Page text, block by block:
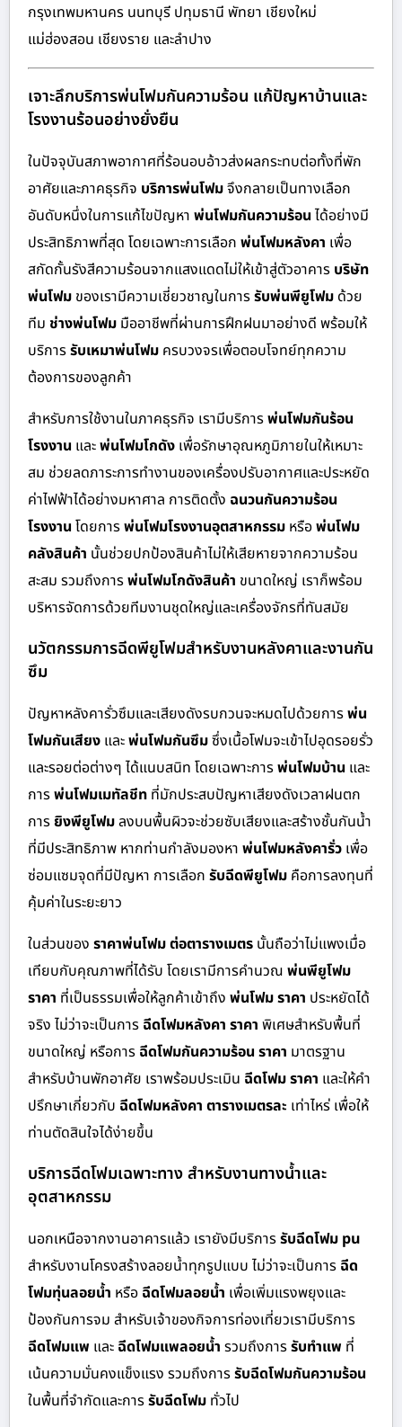
กรุงเทพมหานคร นนทบุรี ปทุมธานี พัทยา เชียงใหม่
แม่ฮ่องสอน เชียงราย และลำปาง
เจาะลึกบริการพ่นโฟมกันความร้อน แก้ปัญหาบ้านและ
โรงงานร้อนอย่างยั่งยืน
ในปัจจุบันสภาพอากาศที่ร้อนอบอ้าวส่งผลกระทบต่อทั้งที่พัก
อาศัยและภาคธุรกิจ บริการพ่นโฟมจึงกลายเป็นทางเลือก
อันดับหนึ่งในการแก้ไขปัญหา พ่นโฟมกันความร้อน ได้อย่างมี
ประสิทธิภาพที่สุด โดยเฉพาะการเลือก พ่นโฟมหลังคา เพื่อ
สกัดกั้นรังสีความร้อนจากแสงแดดไม่ให้เข้าสู่ตัวอาคาร บริษัท
พ่นโฟม ของเรามีความเชี่ยวชาญในการรับพ่นพียูโฟม ด้วย
ทีม ช่างพ่นโฟม มืออาชีพที่ผ่านการฝึกฝนมาอย่างดี พร้อมให้
บริการรับเหมาพ่นโฟม ครบวงจรเพื่อตอบโจทย์ทุกความ
ต้องการของลูกค้า
สำหรับการใช้งานในภาคธุรกิจ เรามีบริการพ่นโฟมกันร้อน
โรงงาน และพ่นโฟมโกดัง เพื่อรักษาอุณหภูมิภายในให้เหมาะ
สม ช่วยลดภาระการทำงานของเครื่องปรับอากาศและประหยัด
ค่าไฟฟ้าได้อย่างมหาศาล การติดตั้ง ฉนวนกันความร้อน
โรงงาน โดยการพ่นโฟมโรงงานอุตสาหกรรม หรือพ่นโฟม
คลังสินค้า นั้นช่วยปกป้องสินค้าไม่ให้เสียหายจากความร้อน
สะสม รวมถึงการพ่นโฟมโกดังสินค้า ขนาดใหญ่ เราก็พร้อม
บริหารจัดการด้วยทีมงานชุดใหญ่และเครื่องจักรที่ทันสมัย
นวัตกรรมการฉีดพียูโฟมสำหรับงานหลังคาและงานกัน
ซึม
ปัญหาหลังคารั่วซึมและเสียงดังรบกวนจะหมดไปด้วยการพ่น
โฟมกันเสียง และพ่นโฟมกันซึมซึ่งเนื้อโฟมจะเข้าไปอุดรอยรั่ว
และรอยต่อต่างๆ ได้แนบสนิท โดยเฉพาะการพ่นโฟมบ้าน และ
การพ่นโฟมเมทัลชีท ที่มักประสบปัญหาเสียงดังเวลาฝนตก
การยิงพียูโฟมลงบนพื้นผิวจะช่วยซับเสียงและสร้างชั้นกันน้ำ
ที่มีประสิทธิภาพ หากท่านกำลังมองหา พ่นโฟมหลังคารั่ว เพื่อ
ซ่อมแซมจุดที่มีปัญหา การเลือก รับฉีดพียูโฟม คือการลงทุนที่
คุ้มค่าในระยะยาว
ในส่วนของ ราคาพ่นโฟม ต่อตารางเมตร นั้นถือว่าไม่แพงเมื่อ
เทียบกับคุณภาพที่ได้รับ โดยเรามีการคำนวณ พ่นพียูโฟม
ราคา ที่เป็นธรรมเพื่อให้ลูกค้าเข้าถึง พ่นโฟม ราคา ประหยัดได้
จริง ไม่ว่าจะเป็นการ ฉีดโฟมหลังคา ราคา พิเศษสำหรับพื้นที่
ขนาดใหญ่ หรือการ ฉีดโฟมกันความร้อน ราคา มาตรฐาน
สำหรับบ้านพักอาศัย เราพร้อมประเมิน ฉีดโฟม ราคา และให้คำ
ปรึกษาเกี่ยวกับ ฉีดโฟมหลังคา ตารางเมตรละ เท่าไหร่ เพื่อให้
ท่านตัดสินใจได้ง่ายขึ้น
บริการฉีดโฟมเฉพาะทาง สำหรับงานทางน้ำและ
อุตสาหกรรม
นอกเหนือจากงานอาคารแล้ว เรายังมีบริการรับฉีดโฟม pu
สำหรับงานโครงสร้างลอยน้ำทุกรูปแบบ ไม่ว่าจะเป็นการ ฉีด
โฟมทุ่นลอยน้ำ หรือ ฉีดโฟมลอยน้ำ เพื่อเพิ่มแรงพยุงและ
ป้องกันการจม สำหรับเจ้าของกิจการท่องเที่ยวเรามีบริการ
ฉีดโฟมแพ และ ฉีดโฟมแพลอยน้ำ รวมถึงการรับทำแพ ที่
เน้นความมั่นคงแข็งแรง รวมถึงการรับฉีดโฟมกันความร้อน
ในพื้นที่จำกัดและการรับฉีดโฟม ทั่วไป